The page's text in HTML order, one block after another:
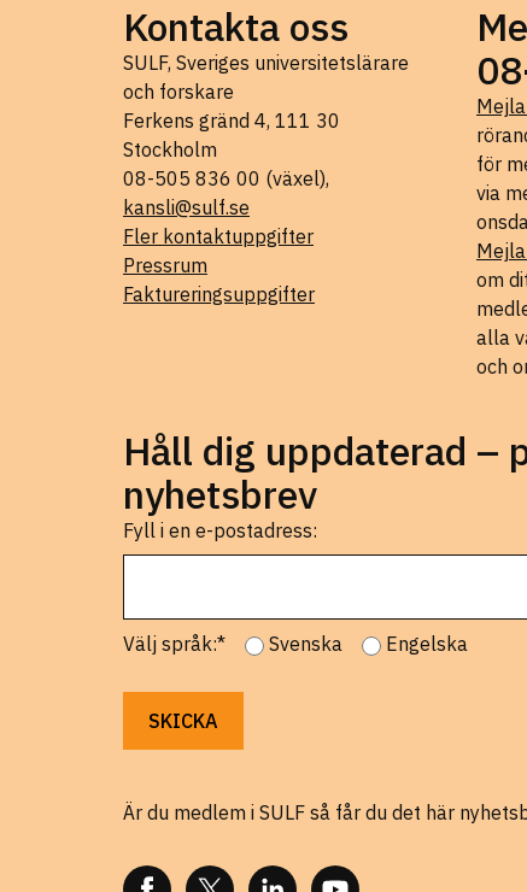
Kontakta oss
SULF, Sveriges universitetslärare
och forskare
Ferkens gränd 4, 111 30
Stockholm
08-505 836 00 (växel),
kansli@sulf.se
Fler kontaktuppgifter
Pressrum
Faktureringsuppgifter
för
via
om
alla
och
Håll dig uppdaterad –
nyhetsbrev
Fyll i en e-postadress:
Välj språk:* Svenska Engelska
Är du medlem i SULF så får du det här